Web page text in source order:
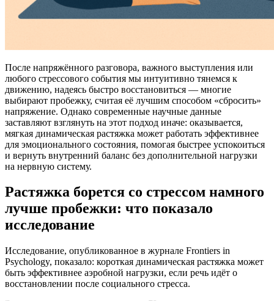
После напряжённого разговора, важного выступления или
любого стрессового события мы интуитивно тянемся к
движению, надеясь быстро восстановиться — многие
выбирают пробежку, считая её лучшим способом «сбросить»
напряжение. Однако современные научные данные
заставляют взглянуть на этот подход иначе: оказывается,
мягкая динамическая растяжка может работать эффективнее
для эмоционального состояния, помогая быстрее успокоиться
и вернуть внутренний баланс без дополнительной нагрузки
на нервную систему.
Растяжка борется со стрессом намного
лучше пробежки: что показало
исследование
Исследование, опубликованное в журнале Frontiers in
Psychology, показало: короткая динамическая растяжка может
быть эффективнее аэробной нагрузки, если речь идёт о
восстановлении после социального стресса.